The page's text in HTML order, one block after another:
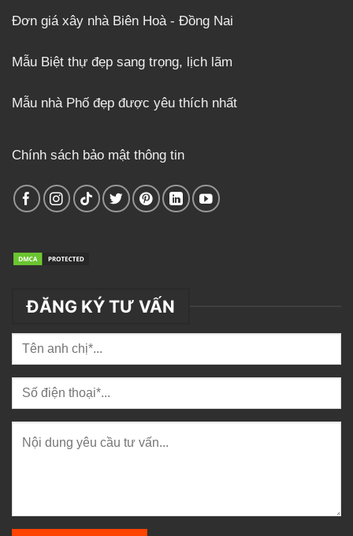
Đơn giá xây nhà Biên Hoà - Đồng Nai
Mẫu Biệt thự đẹp sang trọng, lịch lãm
Mẫu nhà Phố đẹp được yêu thích nhất
Chính sách bảo mật thông tin
ĐĂNG KÝ TƯ VẤN